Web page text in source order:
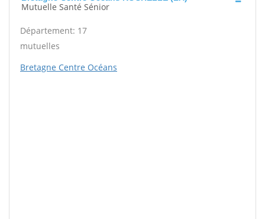
Mutuelle Santé Sénior
Département: 17
mutuelles
Bretagne Centre Océans